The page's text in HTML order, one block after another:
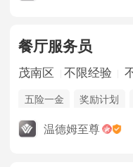
餐厅服务员
茂南区 不限经验
五险一金 奖励计划
年终奖金
温德姆至尊